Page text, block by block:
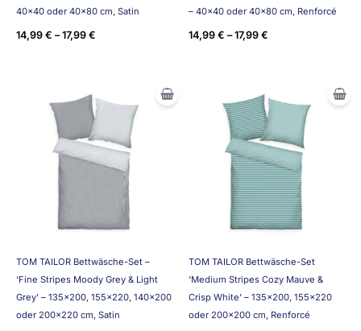
40×40 oder 40×80 cm, Satin
14,99 € –17,99 €
– 40×40 oder 40×80 cm, Renforcé
14,99 € –17,99 €
TOM TAILOR Bettwäsche-Set –
‘Fine Stripes Moody Grey & Light
Grey’ – 135×200, 155×220, 140×200
oder 200×220 cm, Satin
TOM TAILOR Bettwäsche-Set
‘Medium Stripes Cozy Mauve &
Crisp White’ – 135×200, 155×220
oder 200×200 cm, Renforcé